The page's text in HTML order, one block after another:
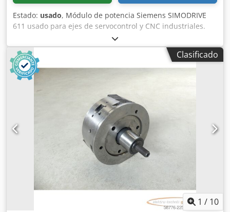
Estado: usado, Módulo de potencia Siemens SIMODRIVE
611 usado para ejes de servocontrol y CNC industriales.
Dcjdezr T Dqjpfx Adzjk Fabricante: Siemens Serie:
SIMODRIVE 611 Tipo de producto: Módulo de potencia
Modelo: 6SN1123-1AB00-0AA1 Área de aplicación:
Tecnología de accionamiento CNC Diseño: Sistema
modular Tipo de montaje: Montaje en armario eléctrico
Refrigeración: Refrigeración por aire Estado: Usado
Clasificado
1 / 10